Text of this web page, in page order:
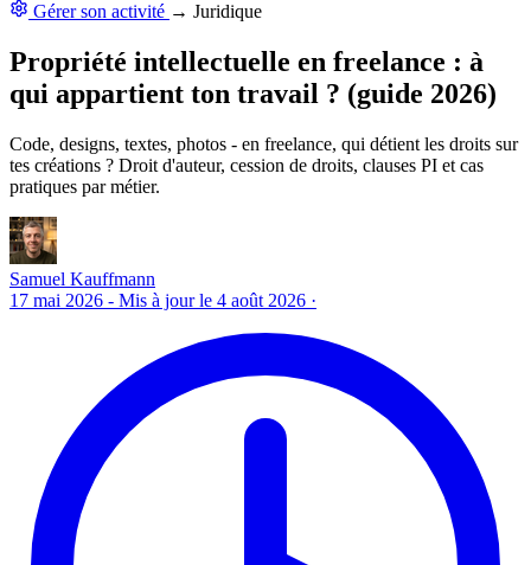
Gérer son activité → Juridique
Propriété intellectuelle en freelance : à
qui appartient ton travail ? (guide 2026)
Code, designs, textes, photos - en freelance, qui détient les droits sur
tes créations ? Droit d'auteur, cession de droits, clauses PI et cas
pratiques par métier.
Samuel Kauffmann
17 mai 2026 - Mis à jour le 4 août 2026 ·